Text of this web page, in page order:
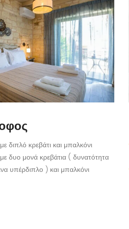
διπλό κρεβάτι και μπαλκόνι
δυο μονά κρεβάτια ( δυνατότητα
υπέρδιπλο ) και μπαλκόνι